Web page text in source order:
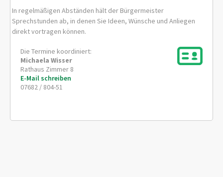
In regelmäßigen Abständen hält der Bürgermeister
Sprechstunden ab, in denen Sie Ideen, Wünsche und Anliegen
direkt vortragen können.
Die Termine koordiniert:
Michaela Wisser
Rathaus Zimmer 8
E-Mail schreiben
07682 / 804-51